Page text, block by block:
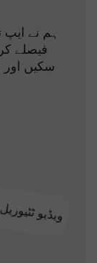
ویڈیو ٹٹیوریل
ہم نے ایپ
فیصلے
سکیں اور